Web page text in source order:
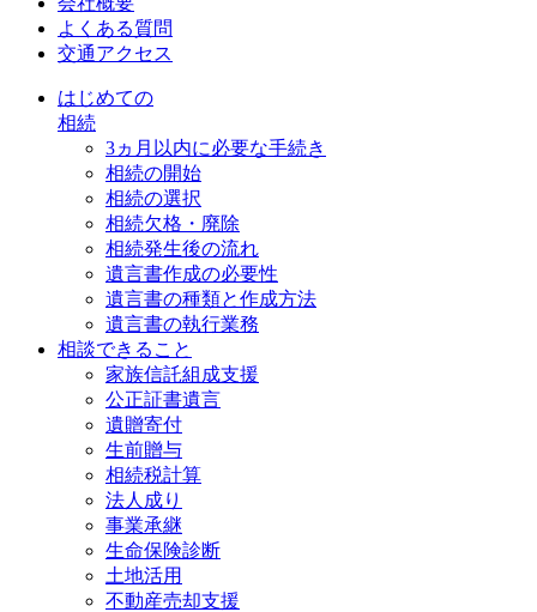
よくある質問
交通アクセス
はじめての
相続
3ヵ月以内に必要な手続き
相続の開始
相続の選択
相続欠格・廃除
相続発生後の流れ
遺言書作成の必要性
遺言書の種類と作成方法
遺言書の執行業務
相談できること
家族信託組成支援
公正証書遺言
遺贈寄付
生前贈与
相続税計算
法人成り
事業承継
生命保険診断
土地活用
不動産売却支援